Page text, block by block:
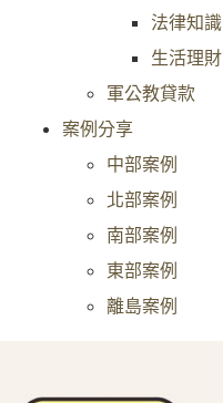
法律知識
生活理財
軍公教貸款
案例分享
中部案例
北部案例
南部案例
東部案例
離島案例